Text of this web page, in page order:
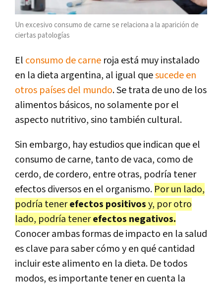
Un excesivo consumo de carne se relaciona a la aparición de
ciertas patologías
El consumo de carne roja está muy instalado
en la dieta argentina, al igual quesucede en
otros países del mundo. Se trata de uno de los
alimentos básicos, no solamente por el
aspecto nutritivo, sino también cultural.
Sin embargo, hay estudios que indican que el
consumo de carne, tanto de vaca, como de
cerdo, de cordero, entre otras, podría tener
efectos diversos en el organismo. Por un lado,
podría tenerefectos positivosy, por otro
lado, podría tenerefectos negativos.
Conocer ambas formas de impacto en la salud
es clave para saber cómo y en qué cantidad
incluir este alimento en la dieta. De todos
modos, es importante tener en cuenta la